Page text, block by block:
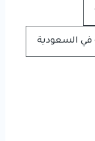
في السعودية